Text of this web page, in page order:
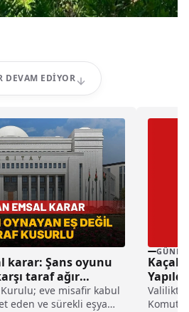
DEVAM EDIYOR
karar: Şans oyunu
taraf ağır
eve misafir kabul
eden ve sürekli eşya
Kaçak
Yapıldı